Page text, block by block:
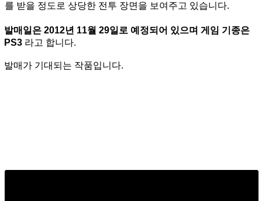
를 받을 정도로 상당한 전투 장면을 보여주고 있습니다.
발매일은 2012년 11월 29일로 예정되어 있으며 게임 기종은
PS3 라고 합니다.
발매가 기대되는 작품입니다.